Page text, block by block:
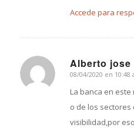
Accede para
Alberto jose
Dice:
08/04/2020 en 10:48
La banca en
o de los sectores
visibilidad,por